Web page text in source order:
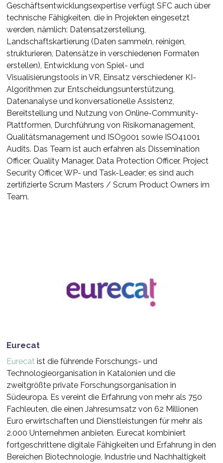
Geschäftsentwicklungsexpertise verfügt SFC auch über
technische Fähigkeiten, die in Projekten eingesetzt
werden, nämlich: Datensatzerstellung,
Landschaftskartierung (Daten sammeln, reinigen,
strukturieren, Datensätze in verschiedenen Formaten
erstellen), Entwicklung von Spiel- und
Visualisierungstools in VR, Einsatz verschiedener KI-
Algorithmen zur Entscheidungsunterstützung,
Datenanalyse und konversationelle Assistenz,
Bereitstellung und Nutzung von Online-Community-
Plattformen, Durchführung von Risikomanagement,
Qualitätsmanagement und ISO9001 sowie ISO41001
Audits. Das Team ist auch erfahren als Dissemination
Officer, Quality Manager, Data Protection Officer, Project
Security Officer, WP- und Task-Leader; es sind auch
zertifizierte Scrum Masters / Scrum Product Owners im
Team.
Eurecat
Eurecat ist die führende Forschungs- und
Technologieorganisation in Katalonien und die
zweitgrößte private Forschungsorganisation in
Südeuropa. Es vereint die Erfahrung von mehr als 750
Fachleuten, die einen Jahresumsatz von 62 Millionen
Euro erwirtschaften und Dienstleistungen für mehr als
2.000 Unternehmen anbieten. Eurecat kombiniert
fortgeschrittene digitale Fähigkeiten und Erfahrung in den
Bereichen Biotechnologie, Industrie und Nachhaltigkeit